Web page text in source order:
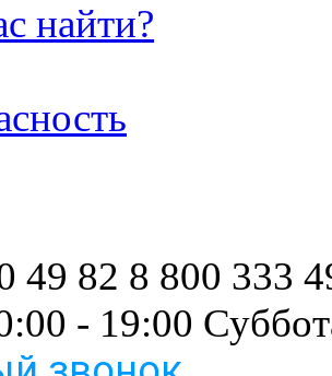
найти?
49 82 8 800 333
- 19:00